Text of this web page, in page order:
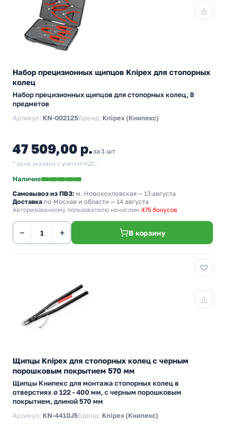
Набор прецизионных щипцов Knipex для стопорных
колец
Набор прецизионных щипцов для стопорных колец, 8
предметов
Артикул: KN-002125Бренд: Knipex (Книпекс)
47 509,00 р.за 1 шт
* цена указана с учетом НДС.
Наличие
Самовывоз из ПВЗ: м. Новохохловская — 13 августа
Доставка по Москве и области — 14 августа
Авторизованному пользователю начислим 475 бонусов
− + В корзину
Щипцы Knipex для стопорных колец с черным
порошковым покрытием 570 мм
Щипцы Книпекс для монтажа стопорных колец в
отверстиях ∅ 122 - 400 мм, с черным порошковым
покрытием, длиной 570 мм
Артикул: KN-4410J5Бренд: Knipex (Книпекс)